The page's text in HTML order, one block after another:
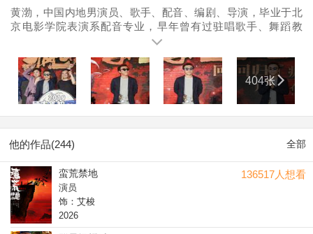
黄渤，中国内地男演员、歌手、配音、编剧、导演，毕业于北
京电影学院表演系配音专业，早年曾有过驻唱歌手、舞蹈教
练、影视配音等多种工作经历。2000年，出演个人首部由管虎
青年新锐导演宁浩的电影《疯狂的石头》而一举成名。2009
年，凭借影片《斗牛》与香港演员张家辉共同夺得第46届台湾
电影金马奖最佳男主角奖。2012年12月12日，主演的电影《人
会年度男演员奖。2014年1月30日，登上2014年央视马年春晚
表演《我的要求不算高》；同年，主演电影《亲爱的》和《心
花路放》。2015年6月，作为固定嘉宾加盟东方卫视真人秀《极
限挑战》；11月22日，主演的商战传奇剧《青岛往事》播出；
12月18日，主演的电影《寻龙诀》上映。2016年4月17日，其
参与的《极限挑战 第二季》在东方卫视播出；5月，以歌手身份
加盟索尼音乐；6月27日，发布加入索尼音乐后的个人首支单曲
404张
他的作品(244) 全部
136517人想看
蛮荒禁地
演员
饰：艾梭
2026